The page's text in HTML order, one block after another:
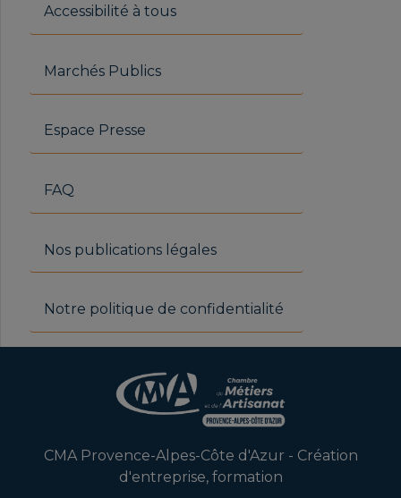
Accessibilité à tous
Marchés Publics
Espace Presse
FAQ
Nos publications légales
Notre politique de confidentialité
CMA Provence-Alpes-Côte d'Azur - Création
d'entreprise, formation